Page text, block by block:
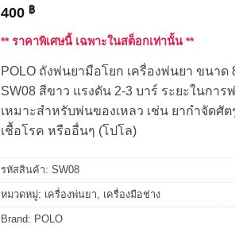
400 ฿
** ราคาพิเศษนี้ เฉพาะในสต็อกเท่านั้น **
POLO ถังพ่นยามือโยก เครื่องพ่นยา ขนาด
SW08 สีขาว แรงดัน 2-3 บาร์ ระยะในการ
เหมาะสำหรับพ่นของเหลว เช่น ยากำจัดศั
เชื้อโรค หรืออื่นๆ (โปโล)
รหัสสินค้า: SW08
หมวดหมู่: เครื่องพ่นยา เครื่องมือช่าง
Brand: POLO